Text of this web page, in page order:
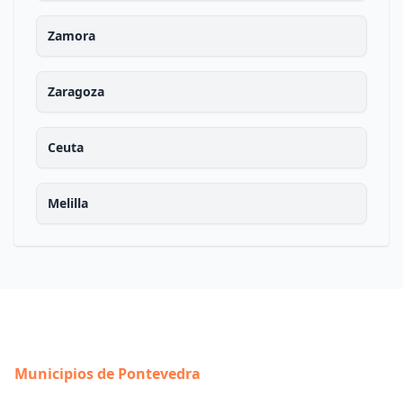
Zamora
Zaragoza
Ceuta
Melilla
Municipios de Pontevedra